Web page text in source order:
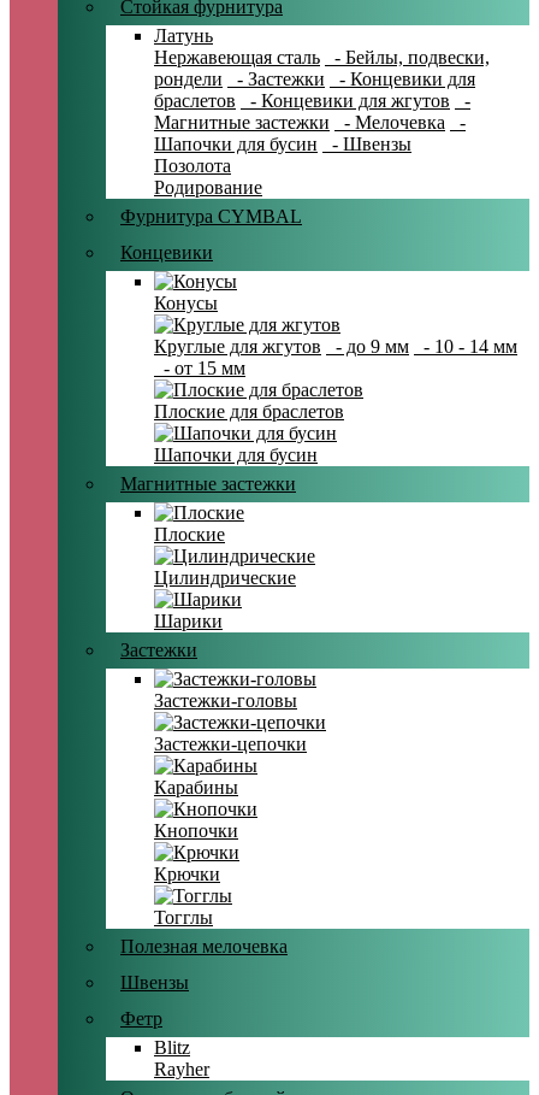
Стойкая фурнитура
Латунь
Нержавеющая сталь
- Бейлы, подвески,
рондели
- Застежки
- Концевики для
браслетов
- Концевики для жгутов
-
Магнитные застежки
- Мелочевка
-
Шапочки для бусин
- Швензы
Позолота
Родирование
Фурнитура CYMBAL
Концевики
Конусы
Круглые для жгутов - до 9 мм
- 10 - 14 мм
- от 15 мм
Плоские для браслетов
Шапочки для бусин
Магнитные застежки
Плоские
Цилиндрические
Шарики
Застежки
Застежки-головы
Застежки-цепочки
Карабины
Кнопочки
Крючки
Тогглы
Полезная мелочевка
Швензы
Фетр
Blitz
Rayher